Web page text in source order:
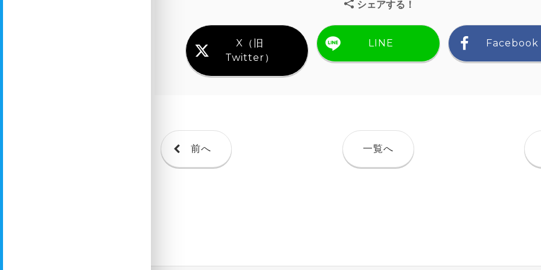
シェアする！
X（旧
Twitter）
LINE Facebook
前へ 一覧へ